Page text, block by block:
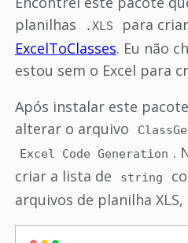
planilhas
.XLS
para
ExcelToClasses. Eu não
estou sem o Excel para
Após instalar este
alterar o arquivo
Excel Code Generation .
criar a lista de
string
arquivos de planilha